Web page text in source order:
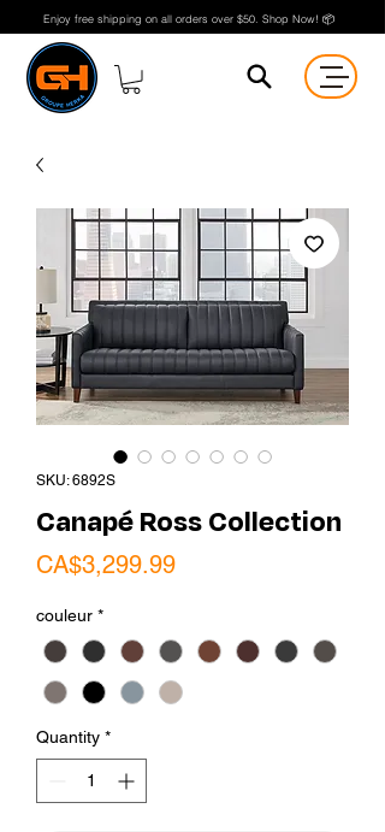
Enjoy free shipping on all orders over $50. Shop Now! 📦
SKU: 6892S
Canapé Ross Collection
CA$3,299.99Price
couleur *
Quantity *